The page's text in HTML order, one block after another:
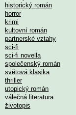
historický román
horror
krimi
kultovní román
partnerské vztahy
sci-fi
sci-fi novella
společenský román
světová klasika
thriller
utopický román
válečná literatura
životopis